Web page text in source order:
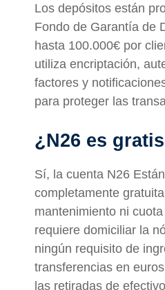
Los depósitos están
Fondo de Garantía de
hasta 100.000€ por
utiliza encriptación,
factores y
para proteger las
¿N26 es
Sí, la cuenta N26
completamente
mantenimiento ni
requiere domiciliar la
ningún requisito de
transferencias en
las retiradas de